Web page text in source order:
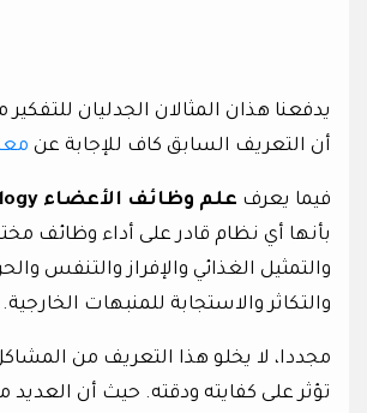
يدفعنا هذان المثالان الجدليان للتفكير
أن التعريف السابق كاف للإجابة عن
فيما يعرف علم وظائف الأعضاء
بأنها أي نظام قادر على أداء وظائف
والتمثيل الغذائي والإفراز والتنفس
والتكاثر والاستجابة للمنبهات الخارجية.
مجددا، لا يخلو هذا التعريف من
تؤثر على كفايته ودقته. حيث أن